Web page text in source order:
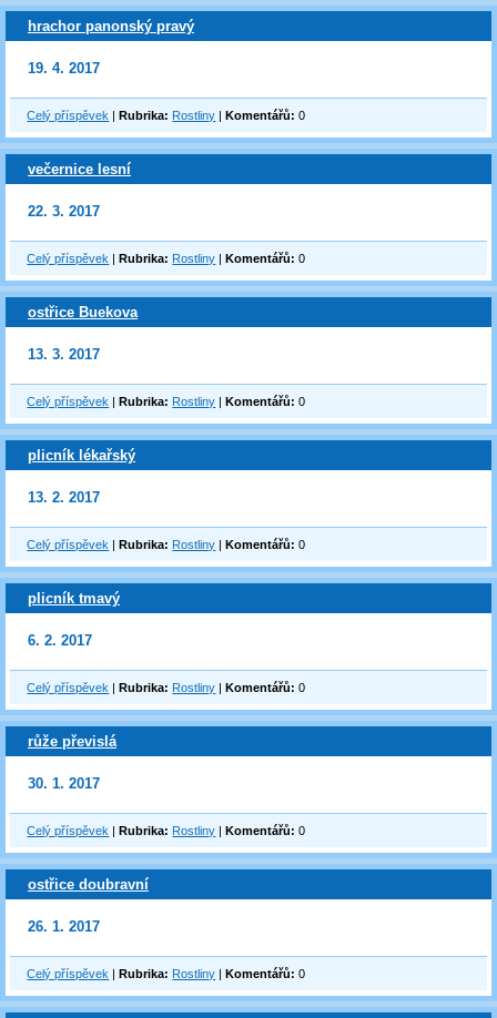
hrachor panonský pravý
19. 4. 2017
Celý příspěvek |Rubrika: Rostliny |Komentářů: 0
večernice lesní
22. 3. 2017
Celý příspěvek |Rubrika: Rostliny |Komentářů: 0
ostřice Buekova
13. 3. 2017
Celý příspěvek |Rubrika: Rostliny |Komentářů: 0
plicník lékařský
13. 2. 2017
Celý příspěvek |Rubrika: Rostliny |Komentářů: 0
plicník tmavý
6. 2. 2017
Celý příspěvek |Rubrika: Rostliny |Komentářů: 0
růže převislá
30. 1. 2017
Celý příspěvek |Rubrika: Rostliny |Komentářů: 0
ostřice doubravní
26. 1. 2017
Celý příspěvek |Rubrika: Rostliny |Komentářů: 0